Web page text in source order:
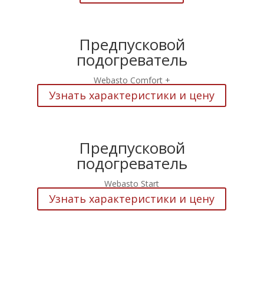
Предпусковой
подогреватель
Webasto Comfort +
Узнать характеристики и цену
Предпусковой
подогреватель
Webasto Start
Узнать характеристики и цену